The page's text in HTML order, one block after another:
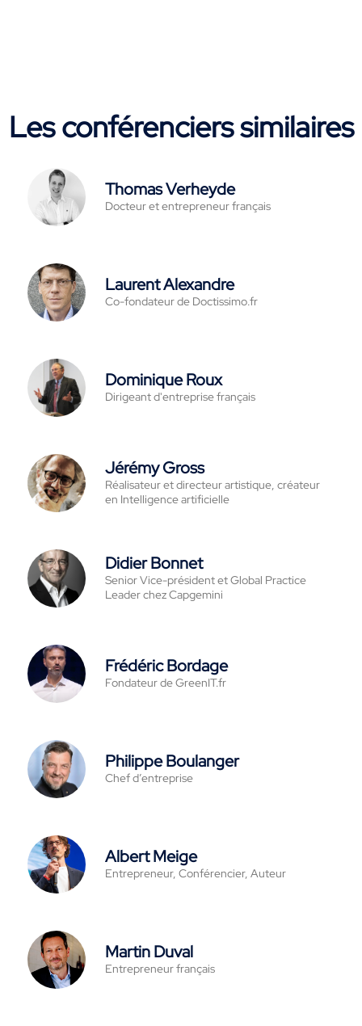
Les conférenciers similaires
Thomas Verheyde
Docteur et entrepreneur français
Laurent Alexandre
Co-fondateur de Doctissimo.fr
Dominique Roux
Dirigeant d'entreprise français
Jérémy Gross
Réalisateur et directeur artistique, créateur
en Intelligence artificielle
Didier Bonnet
Senior Vice-président et Global Practice
Leader chez Capgemini
Frédéric Bordage
Fondateur de GreenIT.fr
Philippe Boulanger
Chef d’entreprise
Albert Meige
Entrepreneur, Conférencier, Auteur
Martin Duval
Entrepreneur français